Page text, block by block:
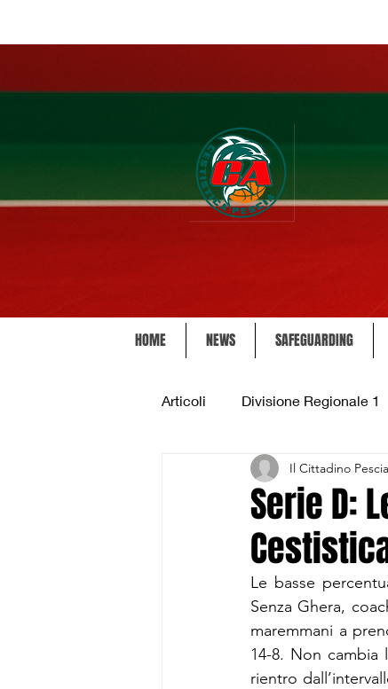
HOME NEWS SAFEGUARDING
Articoli Divisione Regionale 1
Under 15 Silver Under
CSI Juniores CSI Under
Serie D:
Il Cittadino Pescia
Le basse
Senza Ghera,
maremmani a
14-8. Non cambia
rientro